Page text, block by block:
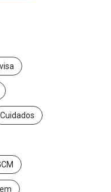
Cuidados